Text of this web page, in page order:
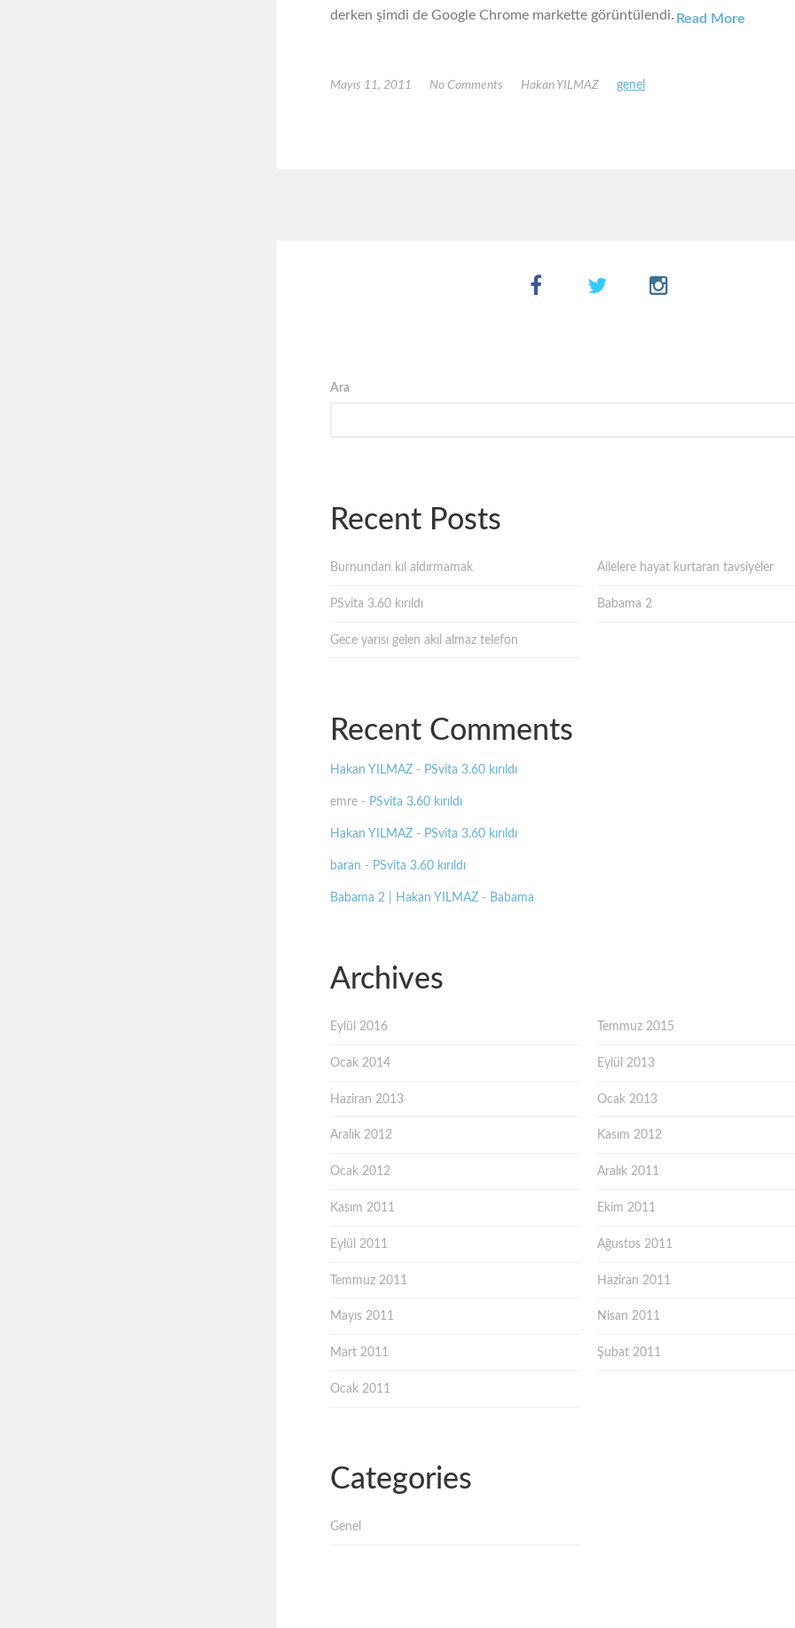
derken şimdi de Google Chrome markette görüntülendi. Read More
Mayıs 11, 2011 No Comments Hakan YILMAZ genel
Ara
Recent Posts
Burnundan kıl aldırmamak Ailelere hayat kurtaran tavsiyeler
PSvita 3.60 kırıldı Babama 2
Gece yarısı gelen akıl almaz telefon
Recent Comments
Hakan YILMAZ - PSvita 3.60 kırıldı
emre - PSvita 3.60 kırıldı
Hakan YILMAZ - PSvita 3.60 kırıldı
baran - PSvita 3.60 kırıldı
Babama 2 | Hakan YILMAZ - Babama
Archives
Eylül 2016 Temmuz 2015
Ocak 2014 Eylül 2013
Haziran 2013 Ocak 2013
Aralık 2012 Kasım 2012
Ocak 2012 Aralık 2011
Kasım 2011 Ekim 2011
Eylül 2011 Ağustos 2011
Temmuz 2011 Haziran 2011
Mayıs 2011 Nisan 2011
Mart 2011 Şubat 2011
Ocak 2011
Categories
Genel